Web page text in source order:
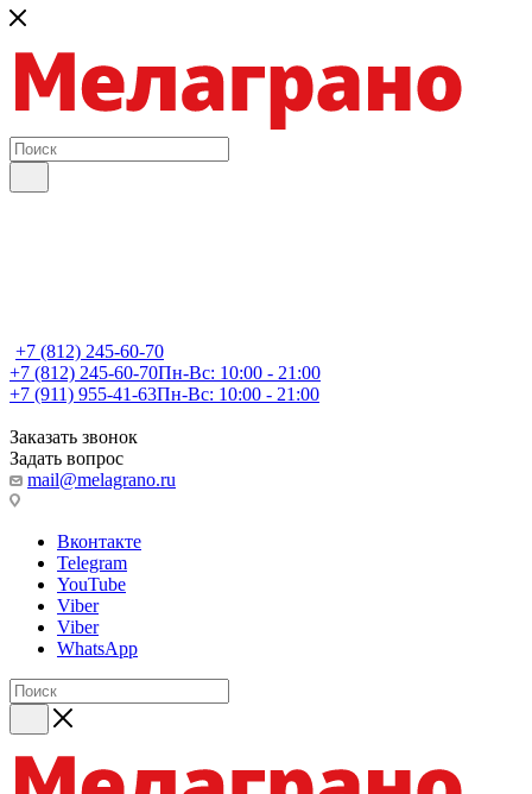
+7 (812) 245-60-70
+7 (812) 245-60-70Пн-Вс: 10:00 - 21:00
+7 (911) 955-41-63Пн-Вс: 10:00 - 21:00
Заказать звонок
Задать вопрос
mail@melagrano.ru
Вконтакте
Telegram
YouTube
Viber
Viber
WhatsApp